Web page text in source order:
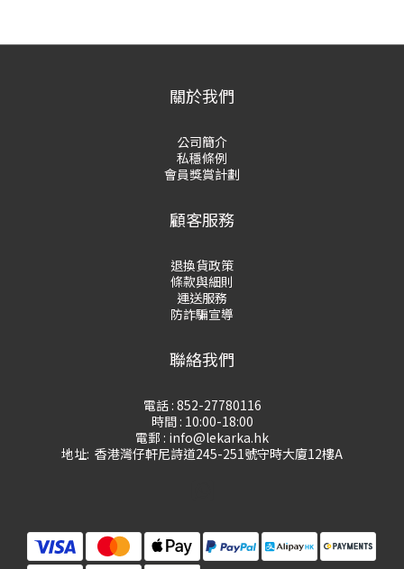
關於我們
公司簡介
私穩條例
會員獎賞計劃
顧客服務
退換貨政策
條款與細則
運送服務
防詐騙宣導
聯絡我們
電話 : 852-27780116
時間 : 10:00-18:00
電郵 : info@lekarka.hk
地址: 香港灣仔軒尼詩道245-251號守時大廈12樓A